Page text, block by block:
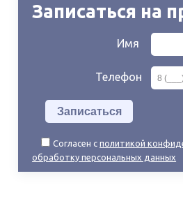
Записаться на
Имя
Телефон
Согласен сполитикой
обработку персональных данных